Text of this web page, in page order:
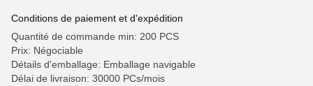
Conditions de paiement et d'expédition
Quantité de commande min: 200 PCS
Prix: Négociable
Détails d'emballage: Emballage navigable
Délai de livraison: 30000 PCs/mois